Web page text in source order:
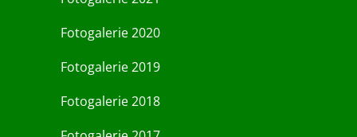
Fotogalerie 2020
Fotogalerie 2019
Fotogalerie 2018